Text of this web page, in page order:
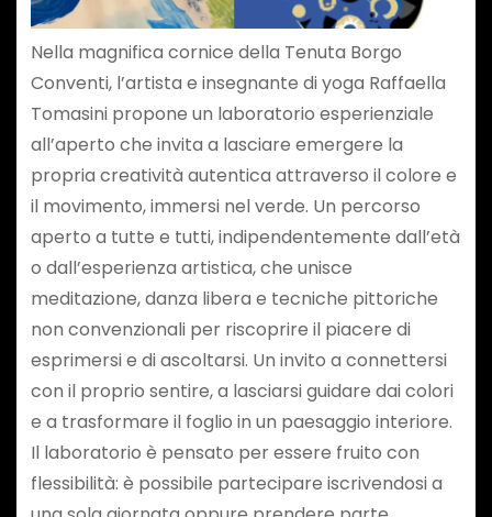
Nella magnifica cornice della Tenuta Borgo
Conventi, l’artista e insegnante di yoga Raffaella
Tomasini propone un laboratorio esperienziale
all’aperto che invita a lasciare emergere la
propria creatività autentica attraverso il colore e
il movimento, immersi nel verde. Un percorso
aperto a tutte e tutti, indipendentemente dall’età
o dall’esperienza artistica, che unisce
meditazione, danza libera e tecniche pittoriche
non convenzionali per riscoprire il piacere di
esprimersi e di ascoltarsi. Un invito a connettersi
con il proprio sentire, a lasciarsi guidare dai colori
e a trasformare il foglio in un paesaggio interiore.
Il laboratorio è pensato per essere fruito con
flessibilità: è possibile partecipare iscrivendosi a